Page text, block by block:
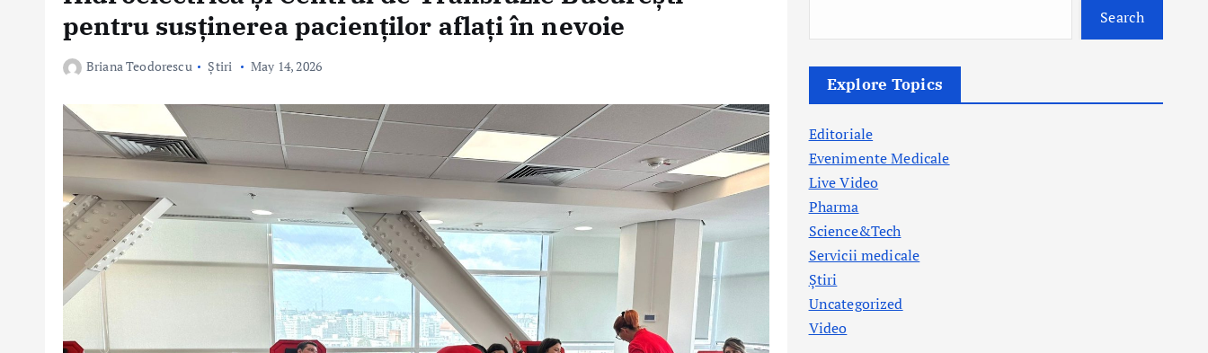
pentru susținerea pacienților aflați în nevoie
Briana Teodorescu Știri May 14, 2026
Search
Explore Topics
Editoriale
Evenimente Medicale
Live Video
Pharma
Science&Tech
Servicii medicale
Știri
Uncategorized
Video